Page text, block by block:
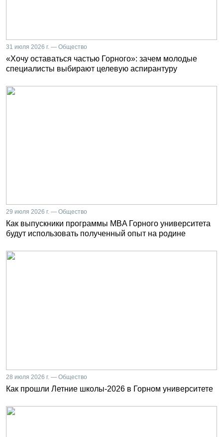
31 июля 2026 г. — Общество
«Хочу оставаться частью Горного»: зачем молодые
специалисты выбирают целевую аспирантуру
29 июля 2026 г. — Общество
Как выпускники программы MBA Горного университета
будут использовать полученный опыт на родине
28 июля 2026 г. — Общество
Как прошли Летние школы-2026 в Горном университете